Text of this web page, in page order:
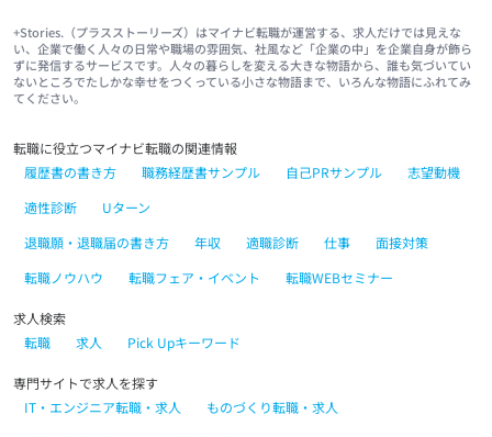
+Stories.（プラスストーリーズ）はマイナビ転職が運営する、求人だけでは見えな
い、企業で働く人々の日常や職場の雰囲気、社風など「企業の中」を企業自身が飾ら
ずに発信するサービスです。人々の暮らしを変える大きな物語から、誰も気づいてい
ないところでたしかな幸せをつくっている小さな物語まで、いろんな物語にふれてみ
てください。
転職に役立つマイナビ転職の関連情報
履歴書の書き方
職務経歴書サンプル 自己PRサンプル
志望動機
適性診断
Uターン
退職願・退職届の書き方
年収 適職診断 仕事
面接対策
転職ノウハウ
転職フェア・イベント 転職WEBセミナー
求人検索
転職
求人 Pick Upキーワード
専門サイトで求人を探す
IT・エンジニア転職・求人
ものづくり転職・求人